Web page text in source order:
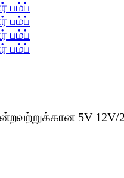
பம்ப்
பம்ப்
பம்ப்
பம்ப்
5V 12V/